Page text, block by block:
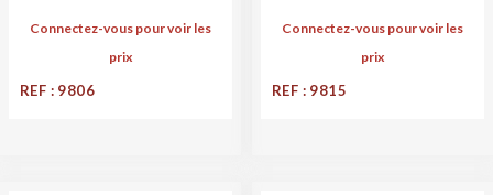
Connectez-vous pour voir les
prix
REF : 9806
Connectez-vous pour voir les
prix
REF : 9815